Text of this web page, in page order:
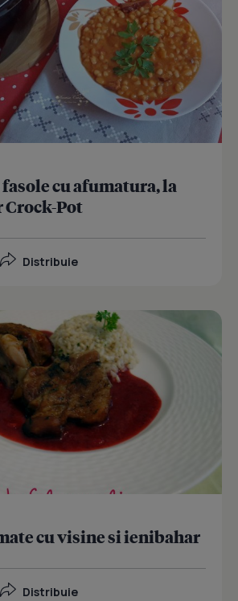
cu afumatura, la
Crock-Pot
Distribuie
cu visine si ienibahar
Distribuie